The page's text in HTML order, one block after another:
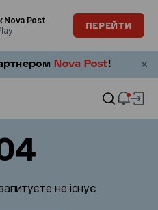
Nova Post
ПЕРЕЙТИ
не існує